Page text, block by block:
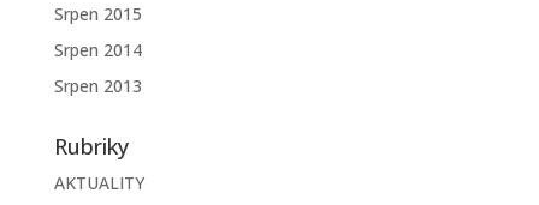
Srpen 2015
Srpen 2014
Srpen 2013
Rubriky
AKTUALITY